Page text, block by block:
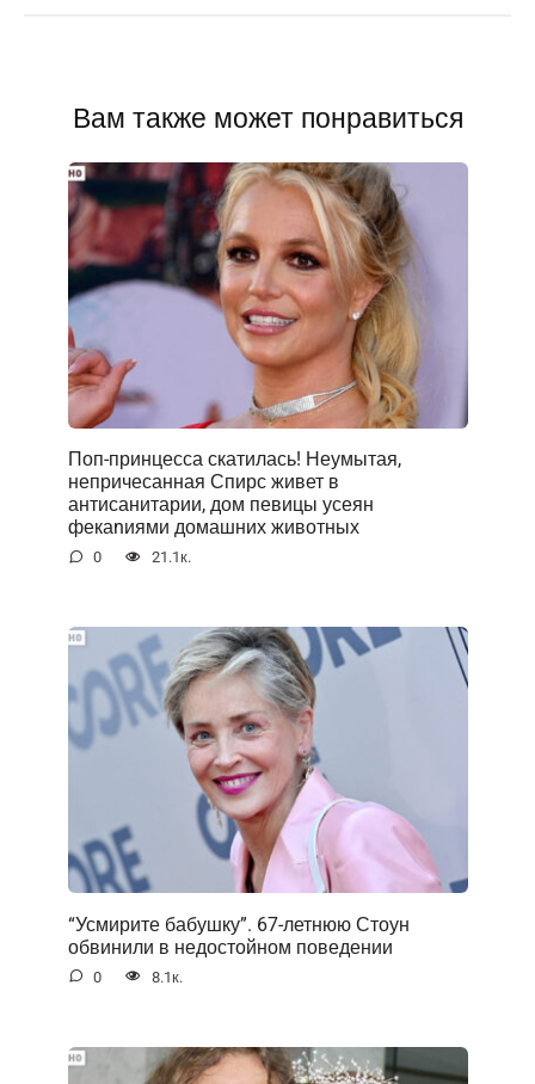
Вам также может понравиться
Поп-принцесса скатилась! Неумытая,
непричесанная Спирс живет в
антисанитарии, дом певицы усеян
фекаnиями домашних животных
0 21.1к.
“Усмирите бабушку”. 67-летнюю Стоун
обвинили в недостойном поведении
0 8.1к.